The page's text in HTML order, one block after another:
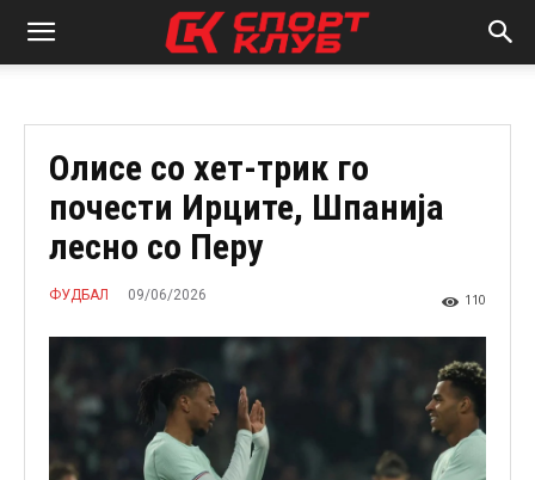
Олисе со хет-трик го
почести Ирците, Шпанија
лесно со Перу
ФУДБАЛ 09/06/2026 110